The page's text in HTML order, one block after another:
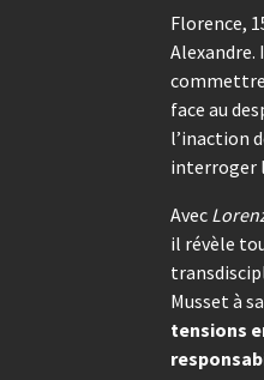
Florence,
Alexandre.
commettre
face au
l’inaction
interroger
Avec
il révèle
Musset à
tensions